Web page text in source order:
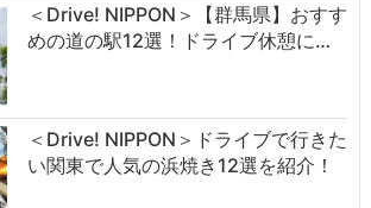
＜Drive! NIPPON＞【群馬県】おすす
めの道の駅12選！ドライブ休憩に…
＜Drive! NIPPON＞ドライブで行きた
い関東で人気の浜焼き12選を紹介！